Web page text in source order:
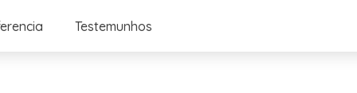
Testemunhos